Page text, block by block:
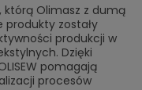
, którą Olimasz z dumą
produkty zostały
produkcji w
Dzięki
pomagają
procesów